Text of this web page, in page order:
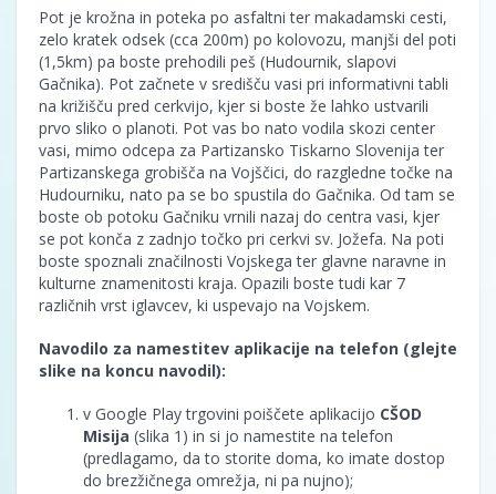
Pot je krožna in poteka po asfaltni ter makadamski cesti,
zelo kratek odsek (cca 200m) po kolovozu, manjši del poti
(1,5km) pa boste prehodili peš (Hudournik, slapovi
Gačnika). Pot začnete v središču vasi pri informativni tabli
na križišču pred cerkvijo, kjer si boste že lahko ustvarili
prvo sliko o planoti. Pot vas bo nato vodila skozi center
vasi, mimo odcepa za Partizansko Tiskarno Slovenija ter
Partizanskega grobišča na Vojščici, do razgledne točke na
Hudourniku, nato pa se bo spustila do Gačnika. Od tam se
boste ob potoku Gačniku vrnili nazaj do centra vasi, kjer
se pot konča z zadnjo točko pri cerkvi sv. Jožefa. Na poti
boste spoznali značilnosti Vojskega ter glavne naravne in
kulturne znamenitosti kraja. Opazili boste tudi kar 7
različnih vrst iglavcev, ki uspevajo na Vojskem.
Navodilo za namestitev aplikacije na telefon (glejte
slike na koncu navodil):
v Google Play trgovini poiščete aplikacijo CŠOD
Misija (slika 1) in si jo namestite na telefon
(predlagamo, da to storite doma, ko imate dostop
do brezžičnega omrežja, ni pa nujno);